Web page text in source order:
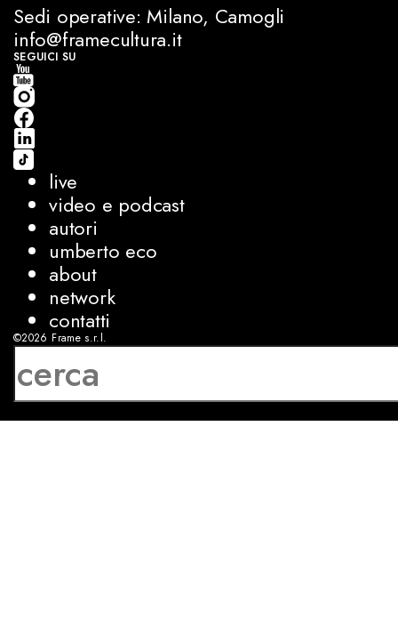
Sedi operative: Milano, Camogli
info@framecultura.it
SEGUICI SU
live
video e podcast
autori
umberto eco
about
network
contatti
©2026 Frame s.r.l.
P.IVA 08927250962
sviluppo:Luca Bunino